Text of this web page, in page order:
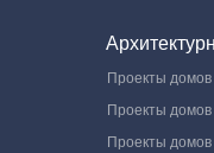
Проекты домов
Проекты домов
Проекты